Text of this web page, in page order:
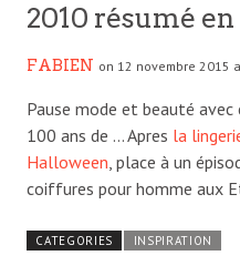
2010 résumé
FABIEN on 12 novembre 2015
Pause mode et beauté
100 ans de … Apres la
Halloween , place à un
coiffures pour homme aux
CATEGORIES INSPIRATION